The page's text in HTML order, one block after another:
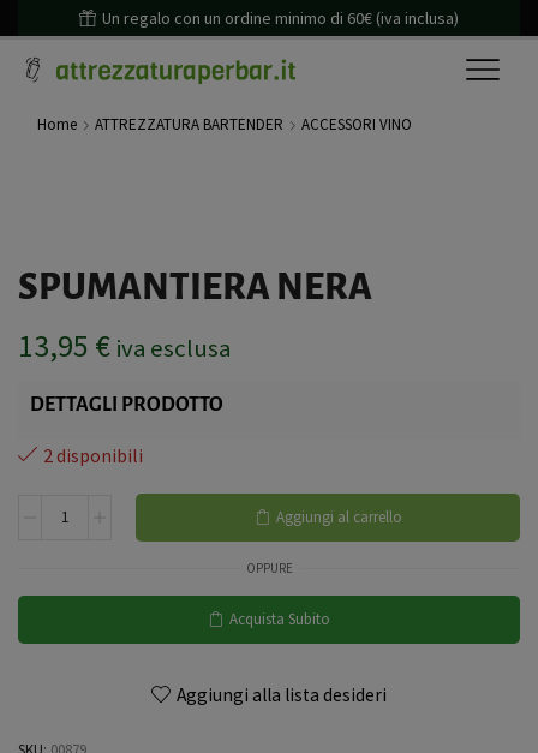
Un regalo con un ordine minimo di 60€ (iva inclusa)
Home ATTREZZATURA BARTENDER ACCESSORI VINO
SPUMANTIERA NERA
13,95 € iva esclusa
DETTAGLI PRODOTTO
2 disponibili
Aggiungi al carrello
OPPURE
Acquista Subito
Aggiungi alla lista desideri